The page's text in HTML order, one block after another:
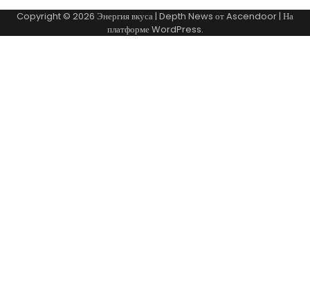
Copyright © 2026 Энергия вкуса | Depth News отAscendoor | На
платформеWordPress.